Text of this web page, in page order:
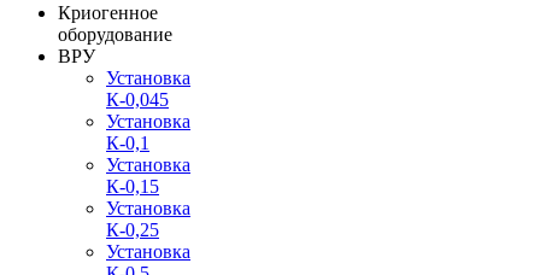
Криогенное
оборудование
ВРУ
Установка
К-0,045
Установка
К-0,1
Установка
К-0,15
Установка
К-0,25
Установка